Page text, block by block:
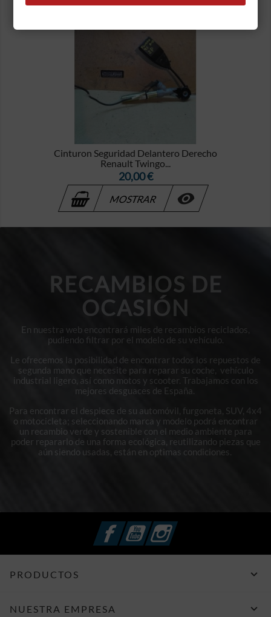
Cinturon Seguridad Delantero Derecho
Renault Twingo...
Precio
20,00 €
MOSTRAR 
RECAMBIOS DE
OCASIÓN
En nuestra web encontrará miles de recambios reciclados,
pudiendo filtrar por el modelo de su vehículo.
Le ofrecemos la posibilidad de encontrar todos los repuestos de
segunda mano que necesite para reparar su coche, vehículo
industrial ligero, así como motos y scooter. Trabajamos con los
mejores desguaces de España.
Para encontrar el despiece de su automóvil, furgoneta, SUV, 4x4
o motocicleta; seleccionando marca y modelo podrá encontrar
un recambio verde y sostenible con el medio ambiente para
poder repararlo de una forma ecológica, reutilizando piezas que
aún siendo usadas, están en optimas condiciones.
FacebookYouTubeInstagram
PRODUCTOS 
NUESTRA EMPRESA 